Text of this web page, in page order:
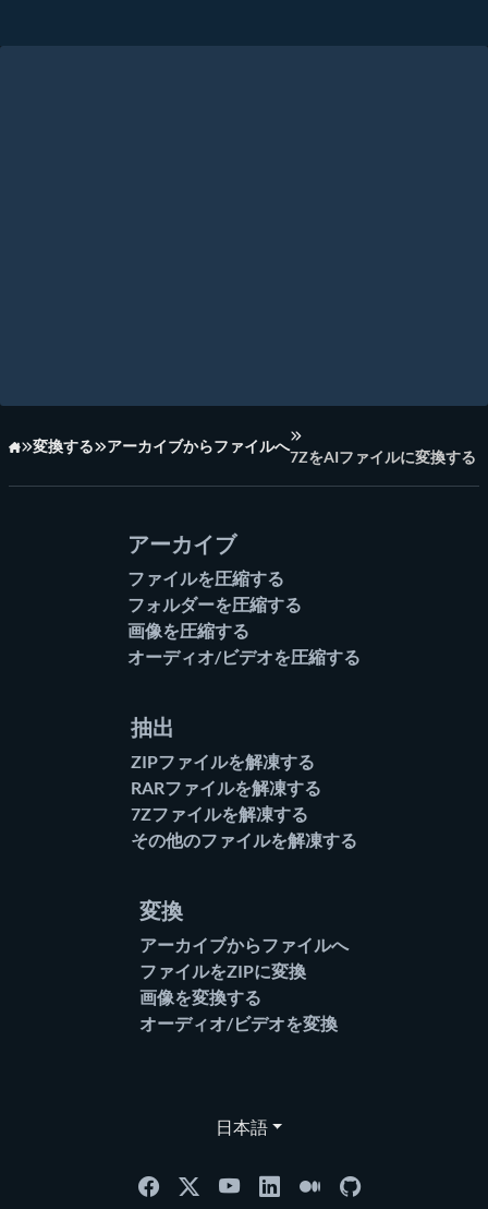
変換する アーカイブからファイルへ
7ZをAIファイルに変換する
アーカイブ
ファイルを圧縮する
フォルダーを圧縮する
画像を圧縮する
オーディオ/ビデオを圧縮する
抽出
ZIPファイルを解凍する
RARファイルを解凍する
7Zファイルを解凍する
その他のファイルを解凍する
変換
アーカイブからファイルへ
ファイルをZIPに変換
画像を変換する
オーディオ/ビデオを変換
日本語